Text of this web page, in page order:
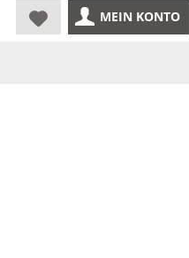
MEIN KONTO